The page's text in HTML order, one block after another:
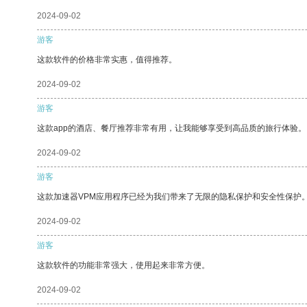
2024-09-02
游客
这款软件的价格非常实惠，值得推荐。
2024-09-02
游客
这款app的酒店、餐厅推荐非常有用，让我能够享受到高品质的旅行体验。
2024-09-02
游客
这款加速器VPM应用程序已经为我们带来了无限的隐私保护和安全性保护
2024-09-02
游客
这款软件的功能非常强大，使用起来非常方便。
2024-09-02